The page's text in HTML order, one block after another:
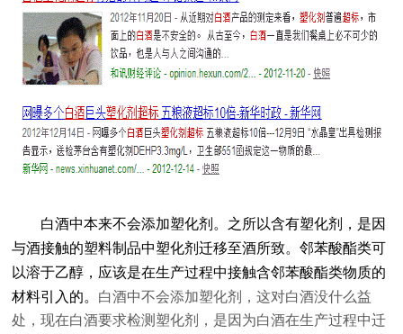
白酒中本来不会添加塑化剂。之所以含有塑化剂，是因
与酒接触的塑料制品中塑化剂迁移至酒所致。邻苯酸酯类可
以溶于乙醇，应该是在生产过程中接触含邻苯酸酯类物质的
材料引入的。 白酒中不会添加塑化剂，这对白酒没什么益
处，现在白酒要求检测塑化剂，是因为白酒在生产过程中迁